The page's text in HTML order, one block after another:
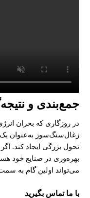
جمع‌بندی و
در روزگاری که بحران
زغال‌سنگ‌سوز به‌عنوان یک
تحول بزرگی ایجاد کند.
بهره‌وری در صنایع خود
می‌تواند اولین گام به
با ما تماس بگیرید